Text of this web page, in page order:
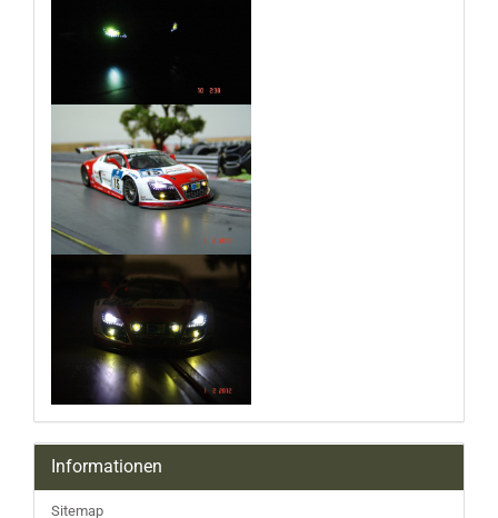
Informationen
Sitemap